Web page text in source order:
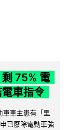
75% 電
車指令
車車主患有「里
已廢除電動車強